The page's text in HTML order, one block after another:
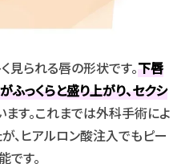
見られる唇の形状です。下唇
っくらと盛り上がり、セクシ
す。これまでは外科手術によ
、ヒアルロン酸注入でもピー
です。